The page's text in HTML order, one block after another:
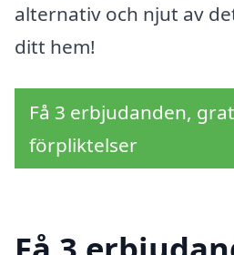
alternativ och njut av
ditt hem!
Få 3 erbjudanden,
förpliktelser